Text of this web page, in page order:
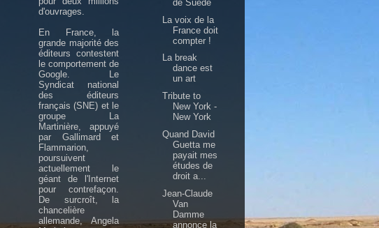
d'ouvrages.
En France, la
grande majorité des
éditeurs contestent
le comportement de
Google. Le
Syndicat national
des éditeurs
français (SNE) et le
groupe La
Martinière, appuyé
par Gallimard et
Flammarion,
poursuivent
actuellement le
géant de l'Internet
pour contrefaçon.
De surcroît, la
chancelière
allemande, Angela
de Suède
La voix de la
France doit
compter !
La break
dance est
un art
Tribute to
New York -
New York
Quand David
Guetta me
payait mes
études de
droit a...
Jean-Claude
Van
Damme
annonce la